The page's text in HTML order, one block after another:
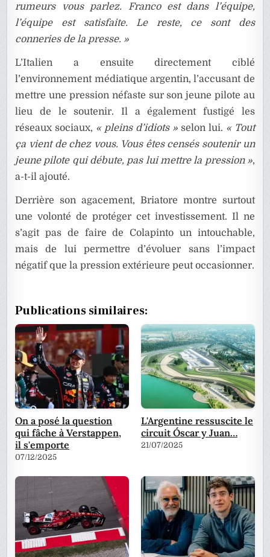
rumeurs vous parlez. Franco est dans l’équipe,
l’équipe est satisfaite. Le reste, ce sont des
conneries de la presse. »
L’Italien a ensuite directement ciblé
l’environnement médiatique argentin, l’accusant de
mettre une pression néfaste sur son jeune pilote au
lieu de le soutenir. Il a également fustigé les
réseaux sociaux, « pleins d’idiots » selon lui. « Tout
ça vient de chez vous. Vous êtes censés soutenir un
jeune pilote qui débute, pas lui mettre la pression »,
a-t-il ajouté.
Derrière son agacement, Briatore montre surtout
une volonté de protéger cet investissement. Il ne
s’agit pas de faire de Colapinto un intouchable,
mais de lui permettre d’évoluer sans l’impact
négatif que la pression extérieure peut occasionner.
Publications similaires:
On a posé la question
qui fâche à Verstappen,
il s'emporte
07/12/2025
L'Argentine ressuscite le
circuit Óscar y Juan…
21/07/2025